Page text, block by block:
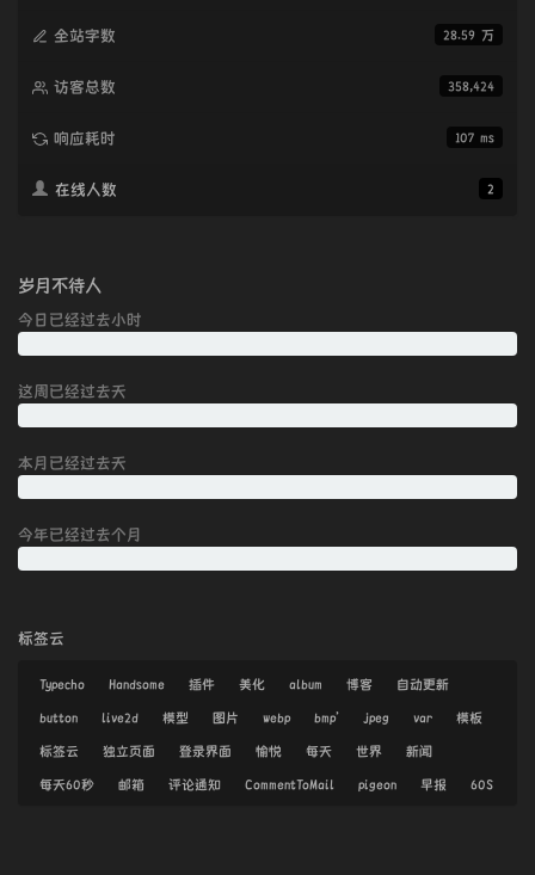
28.59 万
全站字数
358,424
访客总数
107 ms
响应耗时
2
在线人数
岁月不待人
今日已经过去小时
这周已经过去天
本月已经过去天
今年已经过去个月
标签云
Typecho Handsome 插件 美化 album 博客 自动更新
button live2d 模型 图片 webp bmp' jpeg var 模板
标签云 独立页面 登录界面 愉悦 每天 世界 新闻
每天60秒 邮箱 评论通知 CommentToMail pigeon 早报 60S